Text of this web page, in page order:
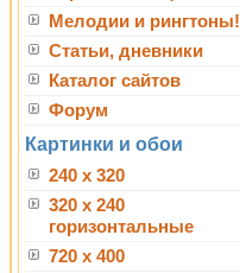
Мелодии и рингтоны!
Статьи, дневники
Каталог сайтов
Форум
Картинки и обои
240 x 320
320 x 240
горизонтальные
720 x 400